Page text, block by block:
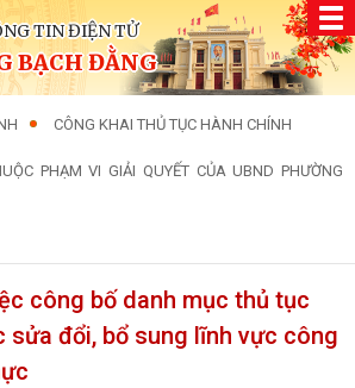
TIN ĐIỆN TỬ
BẠCH ĐẰNG
CÔNG KHAI THỦ TỤC HÀNH CHÍNH
PHẠM VI GIẢI QUYẾT CỦA UBND PHƯỜNG
công bố danh mục thủ tục
sửa đổi, bổ sung lĩnh vực công